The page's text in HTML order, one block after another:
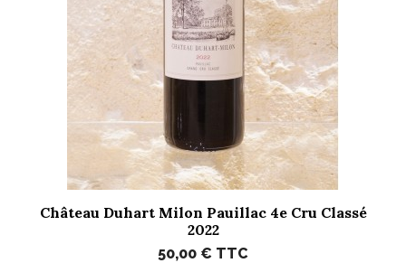
Château Duhart Milon Pauillac 4e Cru Classé
2022
50,00 € TTC